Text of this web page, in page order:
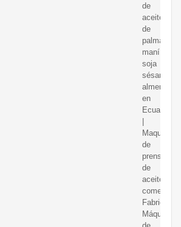
de
aceite
de
palma
maní
soja
sésamo
almendra
en
Ecuador
Maquinaria
de
prensado
de
aceite
comestible
Máquina